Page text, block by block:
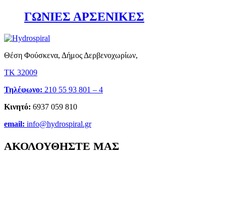
ΓΩΝΙΕΣ ΑΡΣΕΝΙΚΕΣ
Θέση Φούσκενα, Δήμος Δερβενοχωρίων,
ΤΚ 32009
Τηλέφωνο: 210 55 93 801 – 4
Κινητό: 6937 059 810
email: info@hydrospiral.gr
ΑΚΟΛΟΥΘΗΣΤΕ ΜΑΣ